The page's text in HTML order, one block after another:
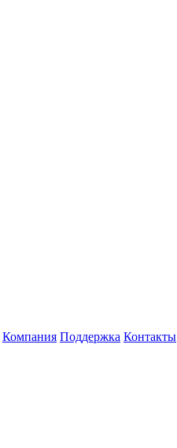
Компания Поддержка Контакты